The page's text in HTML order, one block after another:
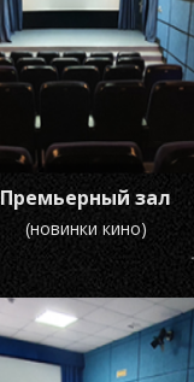
Премьерный зал
(новинки кино)